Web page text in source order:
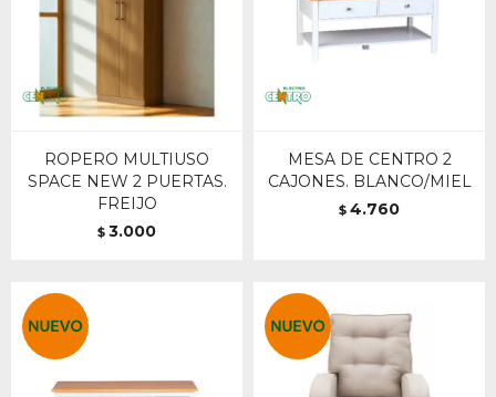
ROPERO MULTIUSO
SPACE NEW 2 PUERTAS.
FREIJO
$ 3.000
MESA DE CENTRO 2
CAJONES. BLANCO/MIEL
$ 4.760